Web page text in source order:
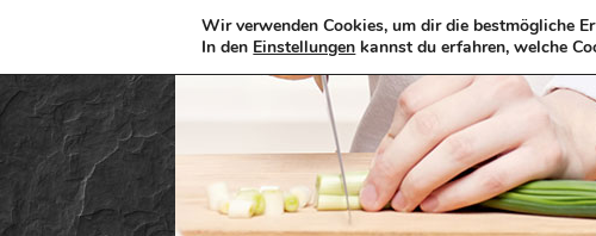
Wir verwenden Cookies, um dir die bestmögliche
In den Einstellungen kannst du erfahren, welche